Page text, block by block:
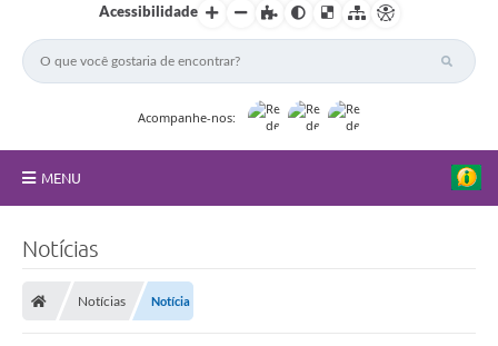
Acessibilidade
Acompanhe-nos:
MENU
Notícias
Notícias Notícia